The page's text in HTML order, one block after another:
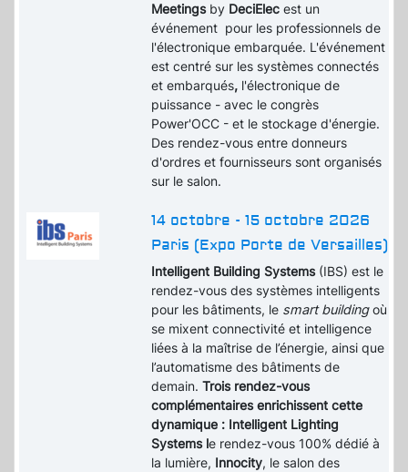
Meetingsby DeciElecest un
événement pour les professionnels de
l'électronique embarquée. L'événement
est centré sur les systèmes connectés
et embarqués, l'électronique de
puissance - avec le congrès
Power'OCC - et le stockage d'énergie.
Des rendez-vous entre donneurs
d'ordres et fournisseurs sont organisés
sur le salon.
14 octobre - 15 octobre 2026
Paris (Expo Porte de Versailles)
Intelligent Building Systems(IBS) est le
rendez-vous des systèmes intelligents
pour les bâtiments, le smart buildingoù
se mixent connectivité et intelligence
liées à la maîtrise de l’énergie, ainsi que
l’automatisme des bâtiments de
demain.Trois rendez-vous
complémentaires enrichissent cette
dynamique : Intelligent Lighting
Systems le rendez-vous 100% dédié à
la lumière, Innocity, le salon des